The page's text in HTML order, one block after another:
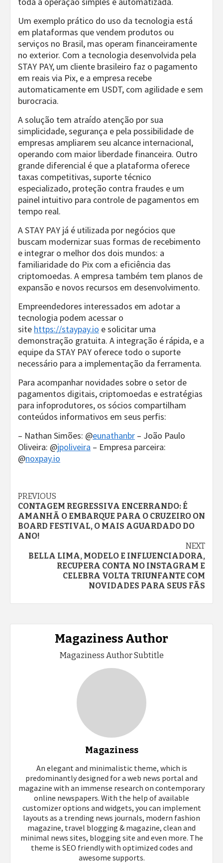
Um exemplo prático do uso da tecnologia está
em plataformas que vendem produtos ou
serviços no Brasil, mas operam financeiramente
no exterior. Com a tecnologia desenvolvida pela
STAY PAY, um cliente brasileiro faz o pagamento
em reais via Pix, e a empresa recebe
automaticamente em USDT, com agilidade e sem
burocracia.
A solução tem atraído atenção por sua
simplicidade, segurança e pela possibilidade de
empresas ampliarem seu alcance internacional,
operando com maior liberdade financeira. Outro
grande diferencial é que a plataforma oferece
taxas competitivas, suporte técnico
especializado, proteção contra fraudes e um
painel intuitivo para controle de pagamentos em
tempo real.
A STAY PAY já é utilizada por negócios que
buscam modernizar suas formas de recebimento
e integrar o melhor dos dois mundos: a
familiaridade do Pix com a eficiência das
criptomoedas. A empresa também tem planos de
expansão e novos recursos em desenvolvimento.
Empreendedores interessados em adotar a
tecnologia podem acessar o
site https://staypay.io e solicitar uma
demonstração gratuita. A integração é rápida, e a
equipe da STAY PAY oferece todo o suporte
necessário para a implementação da ferramenta.
Para acompanhar novidades sobre o setor de
pagamentos digitais, criptomoedas e estratégias
para infoprodutores, os sócios compartilham
conteúdos informativos em seus perfis:
– Nathan Simões: @eunathanbr – João Paulo
Oliveira: @jpoliveira – Empresa parceira:
@noxpay.io
Continue
Reading
PREVIOUS
CONTAGEM REGRESSIVA ENCERRANDO: É
AMANHÃ O EMBARQUE PARA O CRUZEIRO ON
BOARD FESTIVAL, O MAIS AGUARDADO DO
ANO!
NEXT
BELLA LIMA, MODELO E INFLUENCIADORA,
RECUPERA CONTA NO INSTAGRAM E
CELEBRA VOLTA TRIUNFANTE COM
NOVIDADES PARA SEUS FÃS
Magaziness Author
Magaziness Author Subtitle
Magaziness
An elegant and minimalistic theme, which is
predominantly designed for a web news portal and
magazine with an immense research on contemporary
online newspapers. With the help of available
customizer options and widgets, you can implement
layouts as a trending news journals, modern fashion
magazine, travel blogging & magazine, clean and
minimal news sites, blogging site and even more. The
theme is SEO friendly with optimized codes and
awesome supports.